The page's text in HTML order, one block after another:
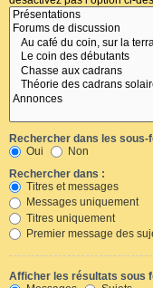
Rechercher dans les sous-
Oui
Non
Rechercher dans :
Titres et messages
Messages uniquement
Titres uniquement
Premier message des
Afficher les résultats sous